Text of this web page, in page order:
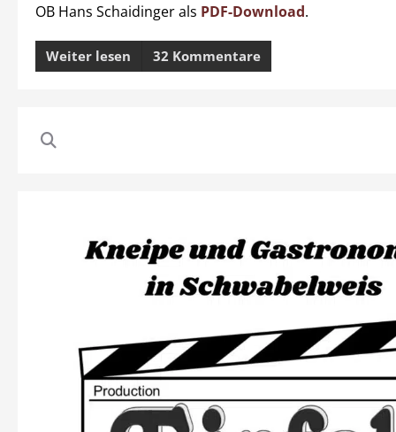
OB Hans Schaidinger als PDF-Download.
Weiter lesen 32 Kommentare